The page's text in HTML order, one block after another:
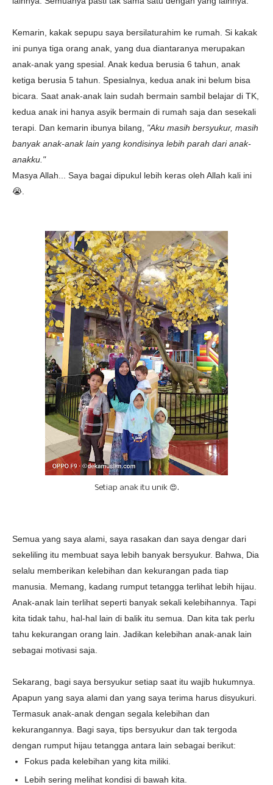
Kemarin, kakak sepupu saya bersilaturahim ke rumah. Si kakak
ini punya tiga orang anak, yang dua diantaranya merupakan
anak-anak yang spesial. Anak kedua berusia 6 tahun, anak
ketiga berusia 5 tahun. Spesialnya, kedua anak ini belum bisa
bicara. Saat anak-anak lain sudah bermain sambil belajar di TK,
kedua anak ini hanya asyik bermain di rumah saja dan sesekali
terapi. Dan kemarin ibunya bilang, "Aku masih bersyukur, masih
banyak anak-anak lain yang kondisinya lebih parah dari anak-
anakku."
Masya Allah... Saya bagai dipukul lebih keras oleh Allah kali ini
😭.
Setiap anak itu unik 😍.
Semua yang saya alami, saya rasakan dan saya dengar dari
sekeliling itu membuat saya lebih banyak bersyukur. Bahwa, Dia
selalu memberikan kelebihan dan kekurangan pada tiap
manusia. Memang, kadang rumput tetangga terlihat lebih hijau.
Anak-anak lain terlihat seperti banyak sekali kelebihannya. Tapi
kita tidak tahu, hal-hal lain di balik itu semua. Dan kita tak perlu
tahu kekurangan orang lain. Jadikan kelebihan anak-anak lain
sebagai motivasi saja.
Sekarang, bagi saya bersyukur setiap saat itu wajib hukumnya.
Apapun yang saya alami dan yang saya terima harus disyukuri.
Termasuk anak-anak dengan segala kelebihan dan
kekurangannya. Bagi saya, tips bersyukur dan tak tergoda
dengan rumput hijau tetangga antara lain sebagai berikut:
Fokus pada kelebihan yang kita miliki.
Lebih sering melihatkondisi di bawah kita.